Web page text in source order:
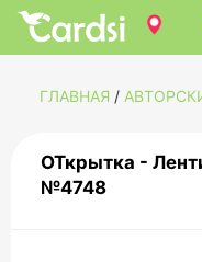
ГЛАВНАЯ /
ОТкрытка -
№4748